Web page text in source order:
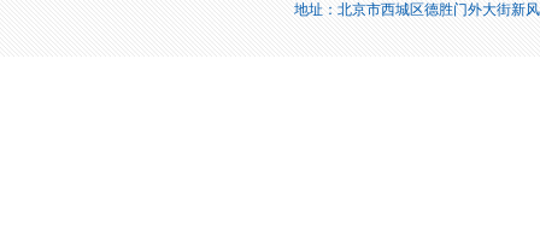
地址：北京市西城区德胜门外大街新